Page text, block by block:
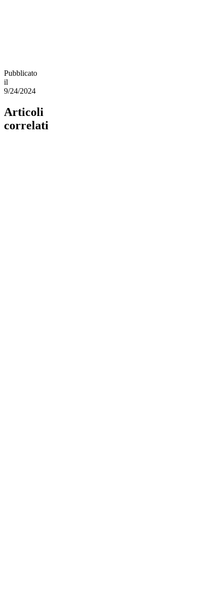
Pubblicato
il
9/24/2024
Articoli
correlati